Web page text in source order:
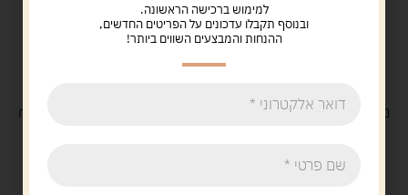
משלוח חינםבקנייה מעל 329 ש"ח
למימוש ברכישה הראשונה.
ובנוסף תקבלו עדכונים על הפריטים החדשים,
ההנחות והמבצעים השווים ביותר!